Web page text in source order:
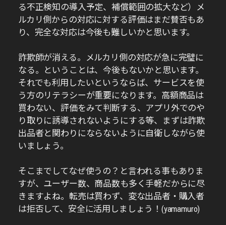
る不正検知の導入予定、補償範囲の拡大など）メ
ルカリ側からの対応に対する評価はまだ賛否もあ
り、完全な対応は今後も難しいかと思います。
詐欺師が消える。メルカリ側の対応が急に完璧に
なる。ということは、今後もないかと思います。
それでも利用したいというならば、サービスを使
う方のリテラシーが重要になります。高額商品は
買わない、評価をみて判断する、アプリ外でのや
り取りに誘導されないようにする等、まずは詐欺
出品者と関わりにならないように自衛しながら使
いましょう。
そこまでしてなぜ使うの？と言われる事もありま
すが、ユーザー数、商品数も多く手軽だからに尽
きますよね。転売は買わず、変な出品者・購入者
は拒否して、安全に活用しましょう！(yamamuro)